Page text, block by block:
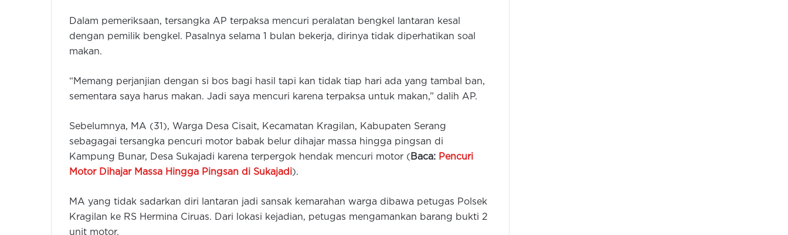
Dalam pemeriksaan, tersangka AP terpaksa mencuri peralatan bengkel lantaran kesal
dengan pemilik bengkel. Pasalnya selama 1 bulan bekerja, dirinya tidak diperhatikan soal
makan.
“Memang perjanjian dengan si bos bagi hasil tapi kan tidak tiap hari ada yang tambal ban,
sementara saya harus makan. Jadi saya mencuri karena terpaksa untuk makan,” dalih AP.
Sebelumnya, MA (31), Warga Desa Cisait, Kecamatan Kragilan, Kabupaten Serang
sebagagai tersangka pencuri motor babak belur dihajar massa hingga pingsan di
Kampung Bunar, Desa Sukajadi karena terpergok hendak mencuri motor ( Baca: Pencuri
Motor Dihajar Massa Hingga Pingsan di Sukajadi).
MA yang tidak sadarkan diri lantaran jadi sansak kemarahan warga dibawa petugas Polsek
Kragilan ke RS Hermina Ciruas. Dari lokasi kejadian, petugas mengamankan barang bukti 2
unit motor.
Kapolda Banten Ajak Warga